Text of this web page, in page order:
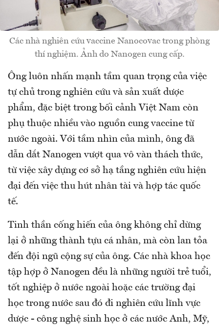
Các nhà nghiên cứu vaccine Nanocovac trong phòng
thí nghiệm. Ảnh do Nanogen cung cấp.
Ông luôn nhấn mạnh tầm quan trọng của việc
tự chủ trong nghiên cứu và sản xuất dược
phẩm, đặc biệt trong bối cảnh Việt Nam còn
phụ thuộc nhiều vào nguồn cung vaccine từ
nước ngoài. Với tầm nhìn của mình, ông đã
dẫn dắt Nanogen vượt qua vô vàn thách thức,
từ việc xây dựng cơ sở hạ tầng nghiên cứu hiện
đại đến việc thu hút nhân tài và hợp tác quốc
tế.
Tinh thần cống hiến của ông không chỉ dừng
lại ở những thành tựu cá nhân, mà còn lan tỏa
đến đội ngũ cộng sự của ông. Các nhà khoa học
tập hợp ở Nanogen đều là những người trẻ tuổi,
tốt nghiệp ở nước ngoài hoặc các trường đại
học trong nước sau đó đi nghiên cứu lĩnh vực
dược - công nghệ sinh học ở các nước Anh, Mỹ,